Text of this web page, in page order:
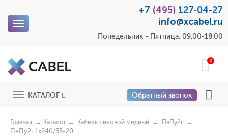
Toggle
+7 (495) 127-04-27
info@xcabel.ru
Понедельник - Пятница: 09:00-18:00
0
ToggleКАТАЛОГ Обратный звонок
Главная → Каталог → Кабель силовой медный → ПвПу2г →
ПвПу2г 1x240/35-20